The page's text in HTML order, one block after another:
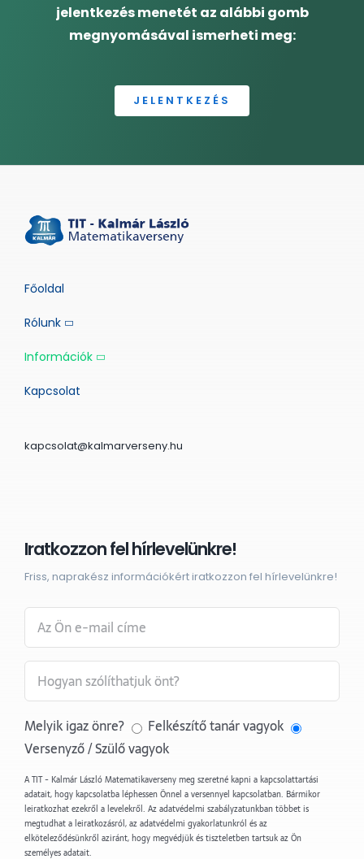
jelentkezés menetét az alábbi gomb
megnyomásával ismerheti meg:
JELENTKEZÉS
Főoldal
Rólunk
Információk
Kapcsolat
kapcsolat@kalmarverseny.hu
Iratkozzon fel hírlevelünkre!
Friss, naprakész információkért iratkozzon fel hírlevelünkre!
Melyik igaz önre?
Felkészítő tanár vagyok
Versenyző / Szülő vagyok
A TIT - Kalmár László Matematikaverseny meg szeretné kapni a kapcsolattartási
adatait, hogy kapcsolatba léphessen Önnel a versennyel kapcsolatban. Bármikor
leiratkozhat ezekről a levelekről. Az adatvédelmi szabályzatunkban többet is
megtudhat a leiratkozásról, az adatvédelmi gyakorlatunkról és az
elköteleződésünkről aziránt, hogy megvédjük és tiszteletben tartsuk az Ön
személyes adatait.